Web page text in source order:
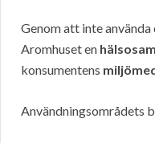
Genom att inte
Aromhuset en
konsumentens
Användningsområdets